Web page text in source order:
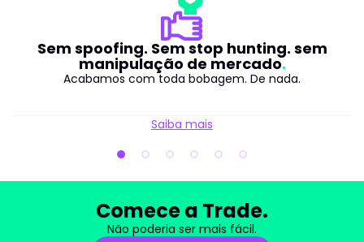
Sem spoofing. Sem stop hunting. sem
manipulação de mercado
Acabamos com toda bobagem. De nada.
Saiba mais
Comece a Trade.
Não poderia ser mais fácil.